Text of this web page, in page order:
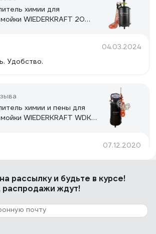
химии для
WIEDERKRAFT 20
04.03.2024
Удобство.
химии и пены для
WIEDERKRAFT WDK-
07.12.2020
Качество изготовления,
на рассылкуи будьте в курсе!
распродажи ждут!